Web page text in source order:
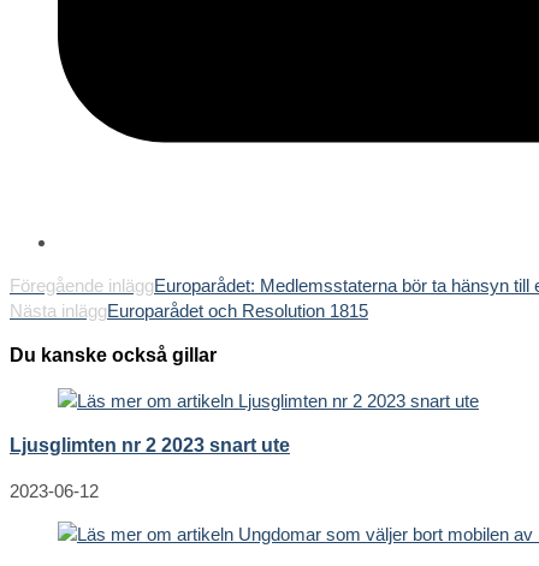
Läs
fler
artiklar
Föregående inläggEuroparådet: Medlemsstaterna bör ta hänsyn till
Nästa inläggEuroparådet och Resolution 1815
Du kanske också gillar
Ljusglimten nr 2 2023 snart ute
2023-06-12